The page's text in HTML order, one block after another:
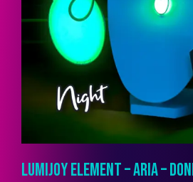
LUMIJOY ELEMENT – ARIA –